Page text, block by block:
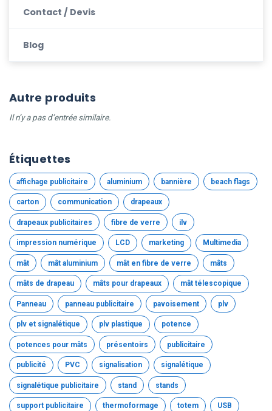
Contact / Devis
Blog
Autre produits
Il n’y a pas d’entrée similaire.
Étiquettes
affichage publicitaire aluminium bannière beach flags
carton communication drapeaux
drapeaux publicitaires fibre de verre ilv
impression numérique LCD marketing Multimedia
mât mât aluminium mât en fibre de verre mâts
mâts de drapeau mâts pour drapeaux mât télescopique
Panneau panneau publicitaire pavoisement plv
plv et signalétique plv plastique potence
potences pour mâts présentoirs publicitaire
publicité PVC signalisation signalétique
signalétique publicitaire stand stands
support publicitaire thermoformage totem USB